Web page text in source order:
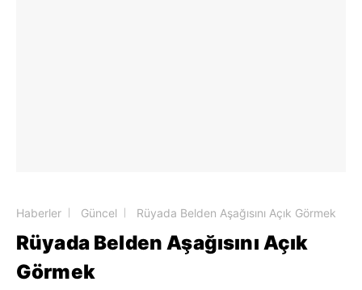
Haberler Güncel Rüyada Belden Aşağısını Açık Görmek
Rüyada Belden Aşağısını Açık
Görmek